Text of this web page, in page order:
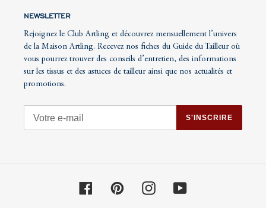
NEWSLETTER
Rejoignez le Club Artling et découvrez mensuellement l’univers
de la Maison Artling. Recevez nos fiches du Guide du Tailleur où
vous pourrez trouver des conseils d’entretien, des informations
sur les tissus et des astuces de tailleur ainsi que nos actualités et
promotions.
S'INSCRIRE
FacebookPinterest Instagram